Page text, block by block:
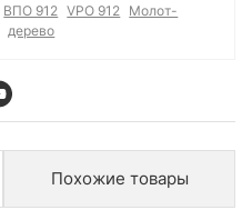
ВПО 912 VPO 912 Молот-
дерево
Похожие товары